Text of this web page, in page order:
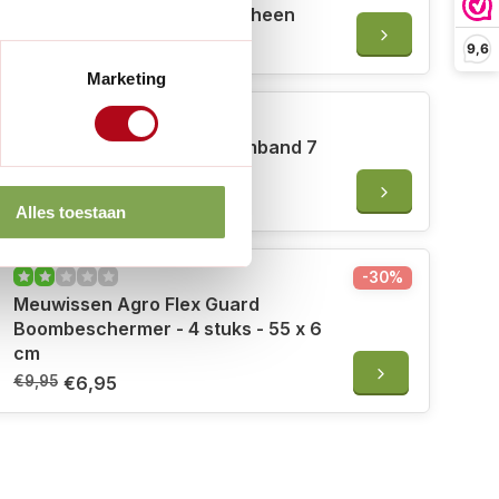
Marketing
Alles toestaan
9,6
- 90 x 55 cm - Zwart polyetheen
€72,50
Meuwissen Agro Jute boomband 7
cm x 25 m
€16,95
Meuwissen Agro Flex Guard
Boombeschermer - 4 stuks - 55 x 6
cm
€9,95 €6,95
-30%